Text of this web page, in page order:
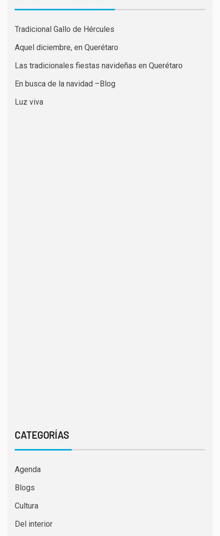
Tradicional Gallo de Hércules
Aquel diciembre, en Querétaro
Las tradicionales fiestas navideñas en Querétaro
En busca de la navidad –Blog
Luz viva
CATEGORÍAS
Agenda
Blogs
Cultura
Del interior